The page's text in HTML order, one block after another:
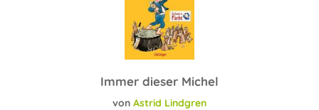
Immer dieser Michel
von Astrid Lindgren